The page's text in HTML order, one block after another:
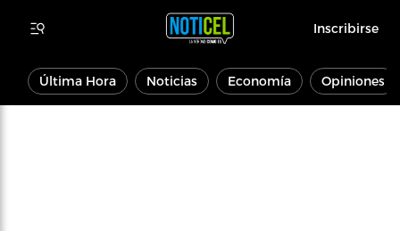
Inscribirse
Última Hora Noticias Economía Opiniones